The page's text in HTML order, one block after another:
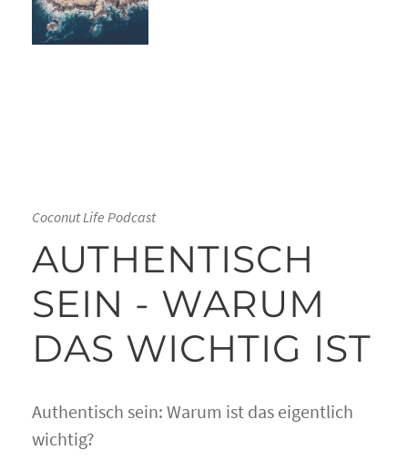
Coconut Life Podcast
AUTHENTISCH
SEIN - WARUM
DAS WICHTIG IST
Authentisch sein: Warum ist das eigentlich
wichtig?